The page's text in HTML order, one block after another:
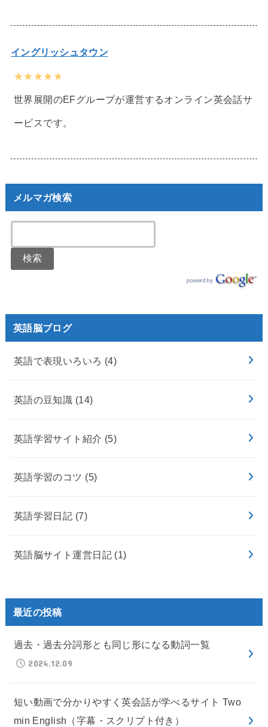
イングリッシュタウン
★★★★★
世界展開のEFグループが運営するオンライン英会話サ
ービスです。
メルマガ検索
英語脳ブログ
英語で表現いろいろ (4)
英語の豆知識 (14)
英語学習サイト紹介 (5)
英語学習のコツ (5)
英語学習日記 (7)
英語脳サイト運営日記 (1)
最近の投稿
過去・過去分詞形とも同じ形になる動詞一覧
2024.12.09
短い動画で分かりやすく英会話が学べるサイト Two
min English（字幕・スクリプト付き）